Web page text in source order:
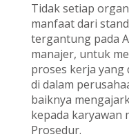
Tidak setiap
manfaat dari
tergantung pada
manajer, untuk
proses kerja yang
di dalam
baiknya
kepada karyawan
Prosedur.